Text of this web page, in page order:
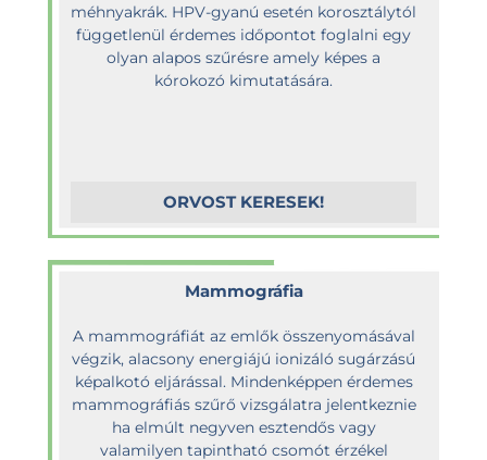
méhnyakrák. HPV-gyanú esetén korosztálytól
függetlenül érdemes időpontot foglalni egy
olyan alapos szűrésre amely képes a
kórokozó kimutatására.
ORVOST KERESEK!
Mammográfia
A mammográfiát az emlők összenyomásával
végzik, alacsony energiájú ionizáló sugárzású
képalkotó eljárással. Mindenképpen érdemes
mammográfiás szűrő vizsgálatra jelentkeznie
ha elmúlt negyven esztendős vagy
valamilyen tapintható csomót érzékel